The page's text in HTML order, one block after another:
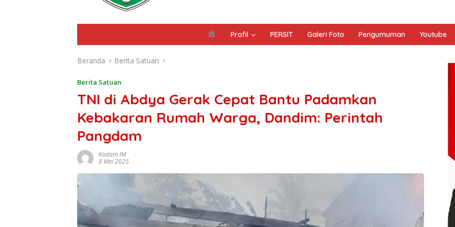
e
Profil PERSIT Galeri Foto Pengumuman Youtube
Beranda Berita Satuan
Berita Satuan
TNI di Abdya Gerak Cepat Bantu Padamkan
Kebakaran Rumah Warga, Dandim: Perintah
Pangdam
Kodam IM
8 Mei 2025